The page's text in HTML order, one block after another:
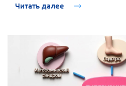
Читать далее